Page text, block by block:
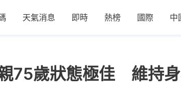
天氣消息 即時 熱榜 國際 中
75歲狀態極佳 維持